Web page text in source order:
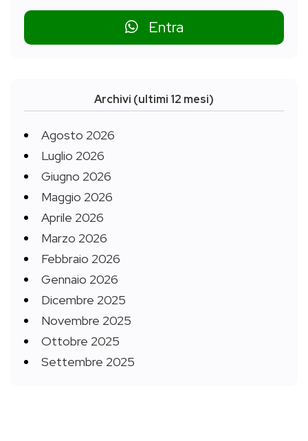
Entra
Archivi (ultimi 12 mesi)
Agosto 2026
Luglio 2026
Giugno 2026
Maggio 2026
Aprile 2026
Marzo 2026
Febbraio 2026
Gennaio 2026
Dicembre 2025
Novembre 2025
Ottobre 2025
Settembre 2025